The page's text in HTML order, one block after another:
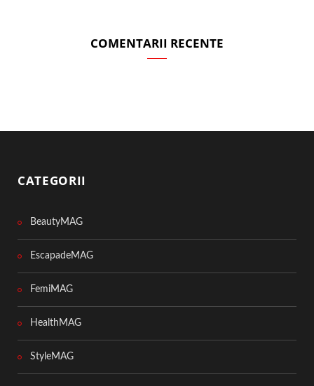
COMENTARII RECENTE
CATEGORII
BeautyMAG
EscapadeMAG
FemiMAG
HealthMAG
StyleMAG